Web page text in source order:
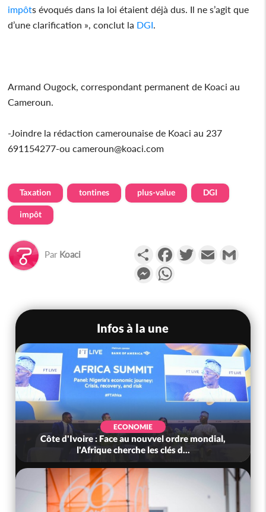
impôts évoqués dans la loi étaient déjà dus. Il ne s’agit que
d’une clarification », conclut la DGI
Armand Ougock, correspondant permanent de Koaci au
Cameroun.
-Joindre la rédaction camerounaise de Koaci au 237
691154277-ou cameroun@koaci.com
Taxation tontines plus-value DGI
impôt
Par Koaci PartagerFacebookTwitterEmail
Messenger
Infos à la une
ECONOMIE
Côte d'Ivoire : Face au nouvvel ordre mondial,
l'Afrique cherche les clés d...